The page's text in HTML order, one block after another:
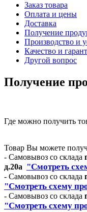
Заказ товара
Оплата и цены
Доставка
Получение
Производство и
Качество и
Другой вопрос
Получение
Где можно получить
Товар Вы можете
- Самовывоз со склада
д.20а
"Смотреть
- Самовывоз со склада
"Смотреть схему
- Самовывоз со склада
"Смотреть схему